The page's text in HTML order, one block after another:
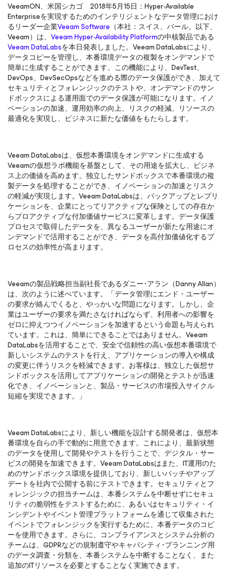
VeeamON、米国シカゴ 2018年5月15日：Hyper-Available
Enterpriseを実現するためのインテリジェントなデータ管理におけ
るリーダー企業Veeam Software （本社：スイス、バール。以下、
Veeam）は、 Veeam Hyper-Availability Platformの中核製品である
Veeam DataLabsを本日発表しました。Veeam DataLabsにより、
データコピーを管理し、本番環境データの複製をオンデマンドで
簡単に生成することができます。この機能により、DevTest、
DevOps、DevSecOpsなどを進める際のデータ保護ができ、加えて
セキュリティとフォレンジックのテストや、オンデマンドのサン
ドボックスによる運用面でのデータ保護が可能になります。イノ
ベーションの加速、運用効率の向上、リスクの軽減、リソースの
最適化を実現し、ビジネスに新たな価値をもたらします。
Veeam DataLabsは、仮想本番環境をオンデマンドに生成する
Veeamの仮想ラボ機能を基盤として、その用途を拡大し、ビジネ
ス上の価値を高めます。独立したサンドボックスで本番環境の複
製データを処理することができ、イノベーションの加速とリスク
の軽減が実現します。Veeam DataLabsは、バックアップとレプリ
ケーションを、企業にとってリアクティブな保険としての存在か
らプロアクティブな付加価値サービスに変革します。データ保護
プロセスで取得したデータを、異なるユーザーが新たな用途にオ
ンデマンドで活用することができ、データを高付加価値化するプ
ロセスの効率性が高まります。
Veeamの製品戦略担当副社長であるダニー･アラン（Danny Allan）
は、次のように述べています。「データ管理にエンド・ユーザー
の要求が絡んでくると、やっかいな問題になります。しかし、企
業はユーザーの要求を満たさなければならず、利用者への影響を
ゼロに抑えつつイノベーションを加速するという命題も与えられ
ています。これは、簡単にできることではありません。Veeam
DataLabsを活用することで、安全で信頼性の高い仮想本番環境で
新しいシステムのテストを行え、アプリケーションの導入や構成
の変更に伴うリスクを軽減できます。お客様は、独立した仮想サ
ンドボックスを活用してアプリケーションの開発とテストが迅速
化でき、イノベーションと、製品・サービスの市場投入サイクル
短縮を実現できます。」
Veeam DataLabsにより、新しい機能を設計する開発者は、仮想本
番環境を自らの手で動的に用意できます。これにより、最新状態
のデータを使用して開発やテストを行うことで、デジタル・サー
ビスの開発を加速できます。Veeam DataLabsはまた、IT運用のた
めのサンドボックス環境を提供しており、新しいパッチやアップ
デートを社内で公開する前にテストできます。セキュリティとフ
ォレンジックの担当チームは、本番システムを中断せずにセキュ
リティの脆弱性をテストするために、あるいはセキュリティ・イ
ンシデントやイベント管理プラットフォームを通じて収集された
イベントでフォレンジックを実行するために、本番データのコピ
ーを使用できます。さらに、コンプライアンスとシステム分析の
チームは、GDPRなどの規制遵守やキャパシティ･プランニング用
のデータ調査・分類を、本番システムを中断することなく、また
追加のITリソースを必要とすることなく実施できます。